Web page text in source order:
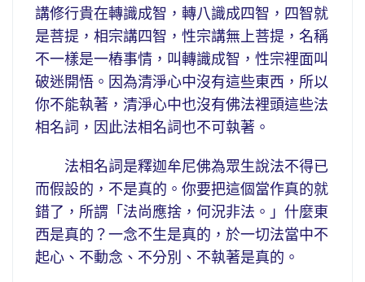
講修行貴在轉識成智，轉八識成四智，四智就
是菩提，相宗講四智，性宗講無上菩提，名稱
不一樣是一樁事情，叫轉識成智，性宗裡面叫
破迷開悟。因為清淨心中沒有這些東西，所以
你不能執著，清淨心中也沒有佛法裡頭這些法
相名詞，因此法相名詞也不可執著。
法相名詞是釋迦牟尼佛為眾生說法不得已
而假設的，不是真的。你要把這個當作真的就
錯了，所謂「法尚應捨，何況非法。」什麼東
西是真的？一念不生是真的，於一切法當中不
起心、不動念、不分別、不執著是真的。